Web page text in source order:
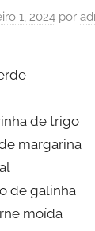
1, 2024 por
de trigo
margarina
de galinha
moída